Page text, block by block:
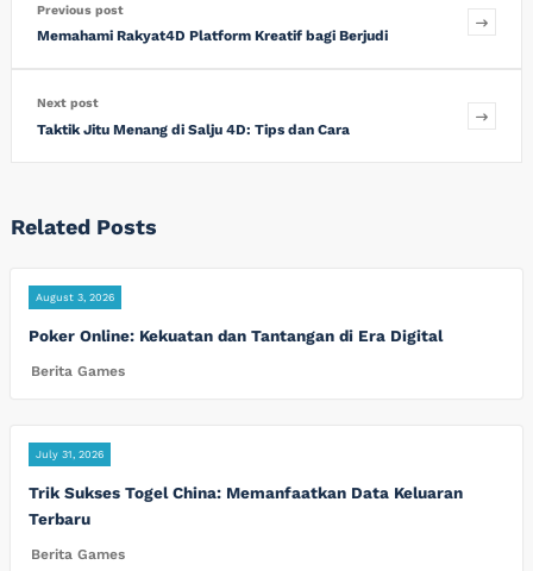
Previous post
Memahami Rakyat4D Platform Kreatif bagi Berjudi
Next post
Taktik Jitu Menang di Salju 4D: Tips dan Cara
Related Posts
August 3, 2026
Poker Online: Kekuatan dan Tantangan di Era Digital
Berita Games
July 31, 2026
Trik Sukses Togel China: Memanfaatkan Data Keluaran
Terbaru
Berita Games